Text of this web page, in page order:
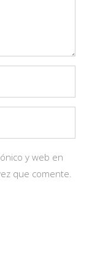
y web en
que comente.